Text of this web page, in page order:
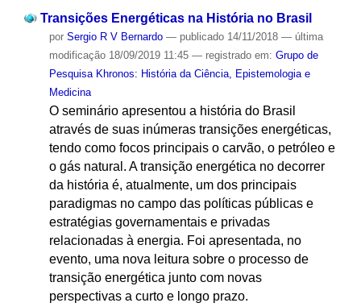
Transições Energéticas na História no Brasil
por Sergio R V Bernardo — publicado14/11/2018 — última
modificação18/09/2019 11:45 — registrado em: Grupo de
Pesquisa Khronos: História da Ciência, Epistemologia e
Medicina
O seminário apresentou a história do Brasil
através de suas inúmeras transições energéticas,
tendo como focos principais o carvão, o petróleo e
o gás natural. A transição energética no decorrer
da história é, atualmente, um dos principais
paradigmas no campo das políticas públicas e
estratégias governamentais e privadas
relacionadas à energia. Foi apresentada, no
evento, uma nova leitura sobre o processo de
transição energética junto com novas
perspectivas a curto e longo prazo.